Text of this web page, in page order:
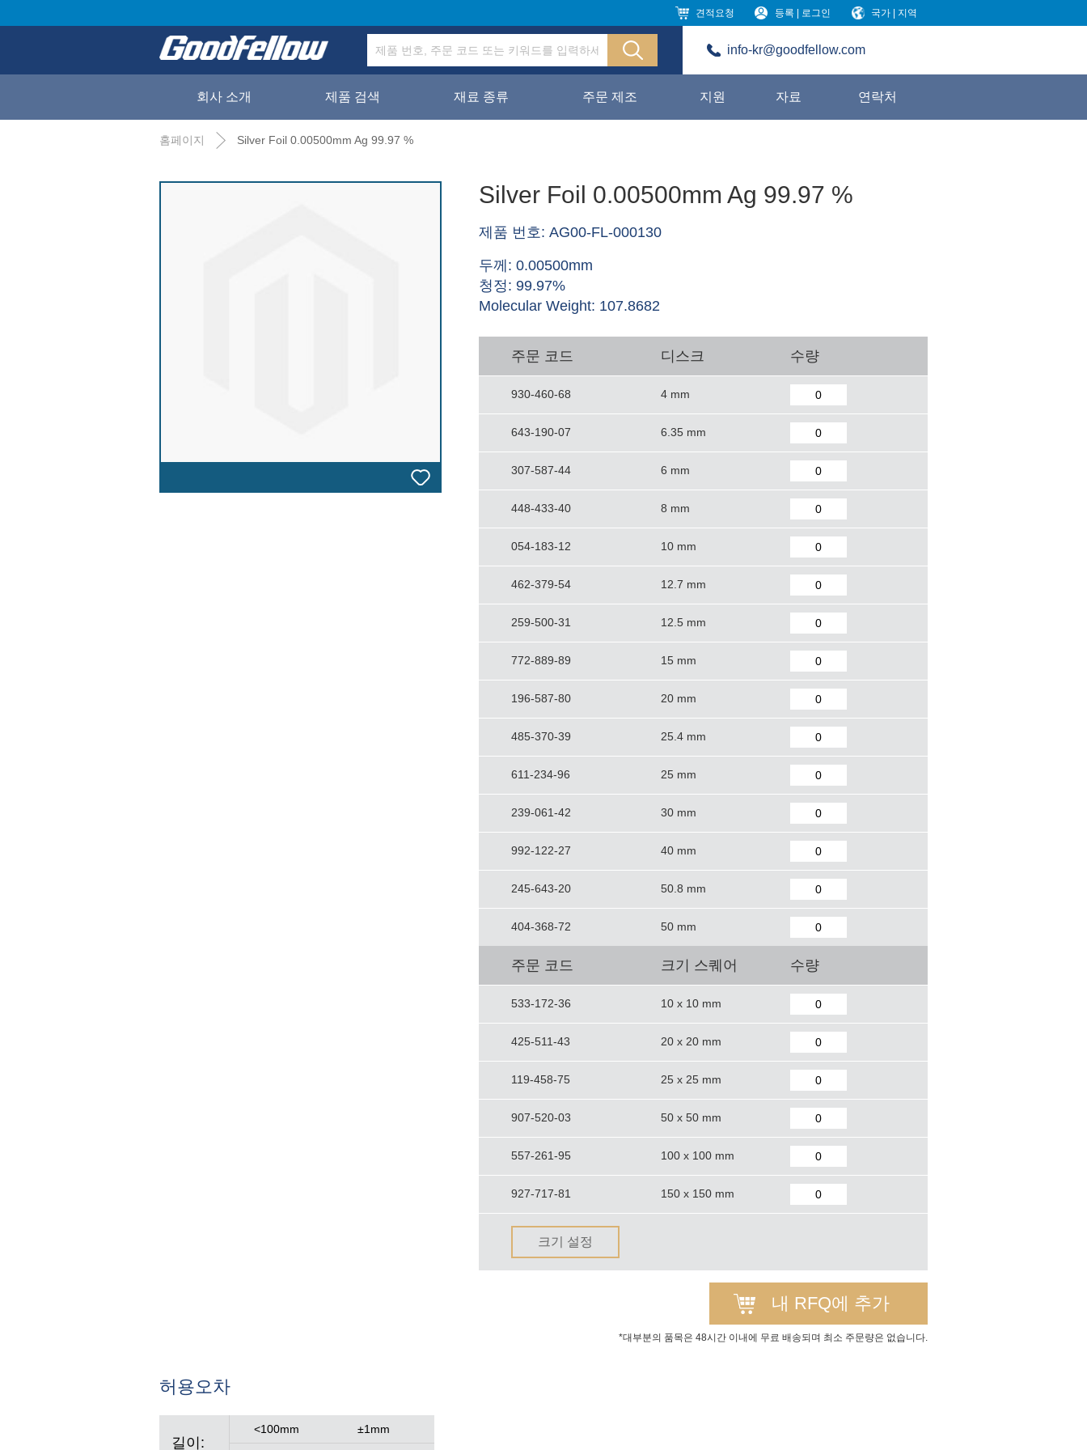
국가 | 지역
등록 | 로그인
견적요청
info-kr@goodfellow.com
회사 소개 제품 검색 재료 종류 주문 제조 지원 자료 연락처
홈페이지 Silver Foil 0.00500mm Ag 99.97 %
Silver Foil 0.00500mm Ag 99.97 %
제품 번호: AG00-FL-000130
두께: 0.00500mm
청정: 99.97%
Molecular Weight: 107.8682
주문 코드 디스크 수량
930-460-68 4 mm
643-190-07 6.35 mm
307-587-44 6 mm
448-433-40 8 mm
054-183-12 10 mm
462-379-54 12.7 mm
259-500-31 12.5 mm
772-889-89 15 mm
196-587-80 20 mm
485-370-39 25.4 mm
611-234-96 25 mm
239-061-42 30 mm
992-122-27 40 mm
245-643-20 50.8 mm
404-368-72 50 mm
주문 코드 크기 스퀘어 수량
533-172-36 10 x 10 mm
425-511-43 20 x 20 mm
119-458-75 25 x 25 mm
907-520-03 50 x 50 mm
557-261-95 100 x 100 mm
927-717-81 150 x 150 mm
크기 설정
내 RFQ에 추가
*대부분의 품목은 48시간 이내에 무료 배송되며 최소 주문량은 없습니다.
허용오차
길이:
<100mm ±1mm